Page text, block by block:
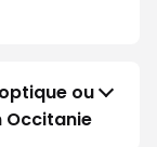
ou
Occitanie